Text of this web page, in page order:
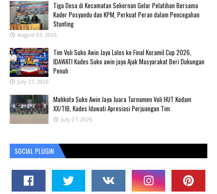
Tiga Desa di Kecamatan Sekernan Gelar Pelatihan Bersama
Kader Posyandu dan KPM, Perkuat Peran dalam Pencegahan
Stunting
August 03, 2026
Tim Voli Suko Awin Jaya Lolos ke Final Koramil Cup 2026,
IDAWATI Kades Suko awin jaya Ajak Masyarakat Beri Dukungan
Penuh
July 27, 2026
Mahkota Suko Awin Jaya Juara Turnamen Voli HUT Kodam
XX/TIB, Kades Idawati Apresiasi Perjuangan Tim
July 27, 2026
SOCIAL PLUGIN